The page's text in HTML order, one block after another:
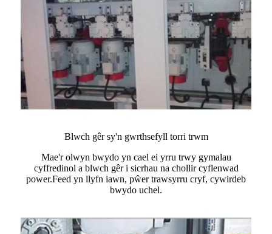
Blwch gêr sy'n gwrthsefyll torri trwm
Mae'r olwyn bwydo yn cael ei yrru trwy gymalau
cyffredinol a blwch gêr i sicrhau na chollir cyflenwad
power.Feed yn llyfn iawn, pŵer trawsyrru cryf, cywirdeb
bwydo uchel.